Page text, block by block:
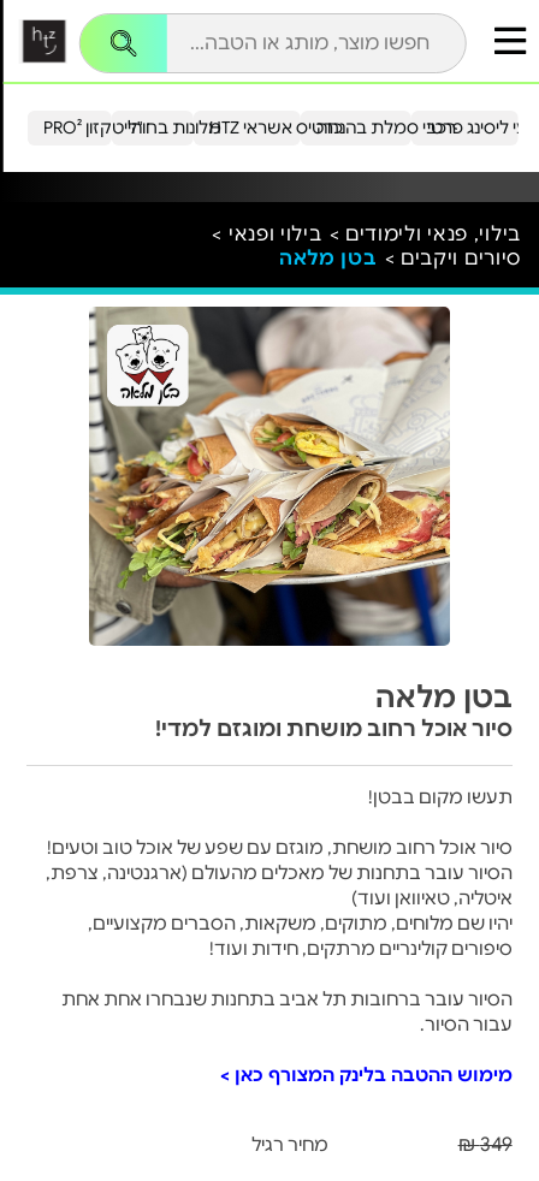
הייטקזון PRO²מלונות בחו"ל כרטיס אשראי HTZ ליסינג פרטירכבי סמלת בהנחה
בילוי, פנאי ולימודים > בילוי ופנאי >
סיורים ויקבים > בטן מלאה
בטן מלאה
סיור אוכל רחוב מושחת ומוגזם למדי!
תעשו מקום בבטן!
סיור אוכל רחוב מושחת, מוגזם עם שפע של אוכל טוב וטעים!
הסיור עובר בתחנות של מאכלים מהעולם (ארגנטינה, צרפת,
איטליה, טאיוואן ועוד)
יהיו שם מלוחים, מתוקים, משקאות, הסברים מקצועיים,
סיפורים קולינריים מרתקים, חידות ועוד!
הסיור עובר ברחובות תל אביב בתחנות שנבחרו אחת אחת
עבור הסיור.
מימוש ההטבה בלינק המצורף כאן >
349 ₪ מחיר רגיל